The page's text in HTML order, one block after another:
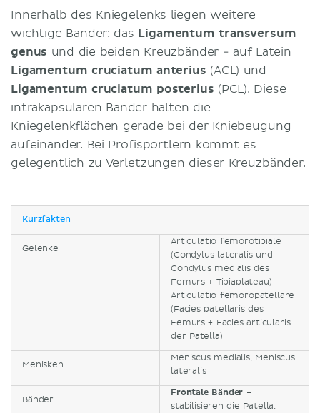
Innerhalb des Kniegelenks liegen weitere
wichtige Bänder: das Ligamentum transversum
genus und die beiden Kreuzbänder - auf Latein
Ligamentum cruciatum anterius (ACL) und
Ligamentum cruciatum posterius (PCL). Diese
intrakapsulären Bänder halten die
Kniegelenkflächen gerade bei der Kniebeugung
aufeinander. Bei Profisportlern kommt es
gelegentlich zu Verletzungen dieser Kreuzbänder.
Kurzfakten
Gelenke
Articulatio femorotibiale
(Condylus lateralis und
Condylus medialis des
Femurs + Tibiaplateau)
Articulatio femoropatellare
(Facies patellaris des
Femurs + Facies articularis
der Patella)
Menisken
Meniscus medialis, Meniscus
lateralis
Bänder
Frontale Bänder –
stabilisieren die Patella: